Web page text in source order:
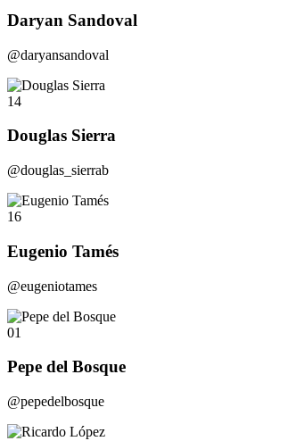
Daryan Sandoval
@daryansandoval
14
Douglas Sierra
@douglas_sierrab
16
Eugenio Tamés
@eugeniotames
01
Pepe del Bosque
@pepedelbosque